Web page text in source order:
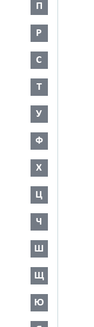
П
Р
С
Т
У
Ф
Х
Ц
Ч
Ш
Щ
Ю